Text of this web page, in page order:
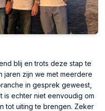
blij en trots deze stap te
jaren zijn we met meerdere
in gesprek geweest,
is echter niet eenvoudig om
tot uiting te brengen. Zeker